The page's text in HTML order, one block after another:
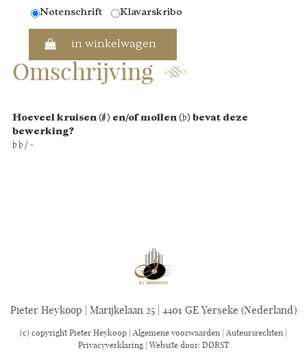
Notenschrift
Klavarskribo
in winkelwagen
Omschrijving
Hoeveel kruisen (♯) en/of mollen (♭) bevat deze
bewerking?
♭ ♭/ -
Pieter Heykoop | Marijkelaan 25 | 4401 GE Yerseke (Nederland)
(c) copyright Pieter Heykoop | Algemene voorwaarden Auteursrechten
Privacyverklaring | Website door: DORST